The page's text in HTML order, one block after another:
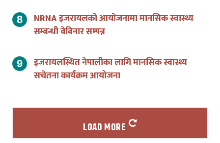
सम्बन्धी वेबिनार सम्पन्न
सचेतना कार्यक्रम आयोजना